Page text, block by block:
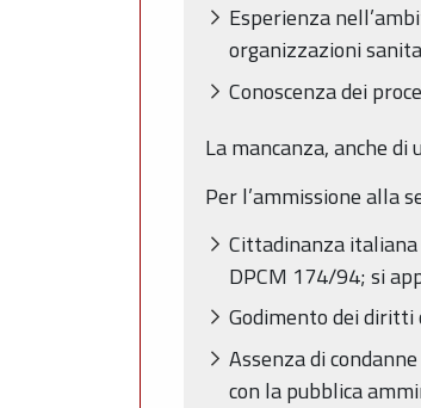
Esperienza
organizzazioni
Conoscenza dei
La mancanza, anche di
Per l’ammissione alla
Cittadinanza
DPCM 174/94; si
Godimento dei
Assenza di
con la pubblica